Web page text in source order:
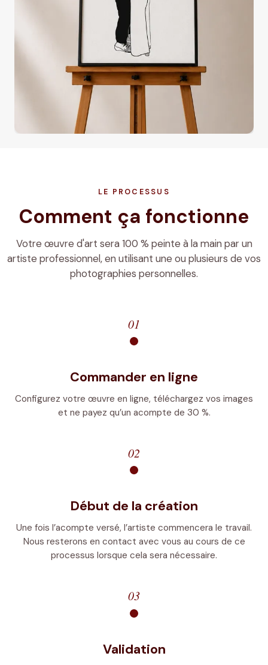
LE PROCESSUS
Comment ça fonctionne
Votre œuvre d'art sera 100 % peinte à la main par un
artiste professionnel, en utilisant une ou plusieurs de vos
photographies personnelles.
01
Commander en ligne
Configurez votre œuvre en ligne, téléchargez vos images
et ne payez qu’un acompte de 30 %.
02
Début de la création
Une fois l’acompte versé, l’artiste commencera le travail.
Nous resterons en contact avec vous au cours de ce
processus lorsque cela sera nécessaire.
03
Validation